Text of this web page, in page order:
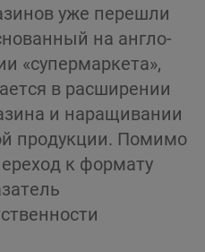
уже перешли
на англо-
«супермаркета»,
в расширении
и наращивании
продукции. Помимо
к формату